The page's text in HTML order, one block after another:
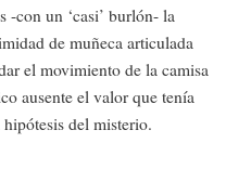
-con un ‘casi’ burlón- la
de muñeca articulada
el movimiento de la camisa
ausente el valor que tenía
del misterio.